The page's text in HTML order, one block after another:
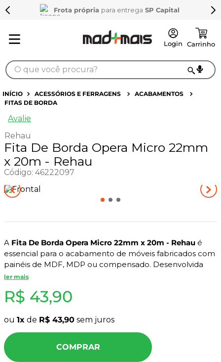
Frota própria para entrega SP Capital
O que você procura?
ACESSÓRIOS E FERRAGENS
ACABAMENTOS
FITAS DE BORDA
Avalie
Rehau
Fita De Borda Opera Micro 22mm
x 20m - Rehau
Código: 46222097
A Fita De Borda Opera Micro 22mm x 20m - Rehau é
essencial para o acabamento de móveis fabricados com
painéis de MDF, MDP ou compensado. Desenvolvida
comPVC termoplástico de alta resistência
absorção de umidade e lascamentos.
Com
22mm de largura e
esse rolo garante proteção, estética e durabilidade ao
seu projeto. É ideal para uso com coladeiras de borda
automáticas ou aplicação manual.
ler mais
R$ 43,90
ou 1 de R$ 43,90 sem juros
COMPRAR
TERMOS MAIS BUSCADOS
1º
sarrafo
2º
3º
compensado naval
4º
bagum
5º
mdf 15mm
6º
puxador
9º
pinus
10º tapa furo